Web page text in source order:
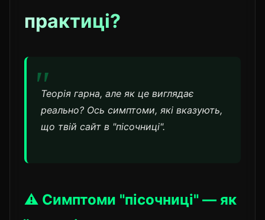
практиці?
Теорія гарна, але як це виглядає
реально? Ось симптоми, які вказують,
що твій сайт в "пісочниці".
⚠️ Симптоми "пісочниці" — як